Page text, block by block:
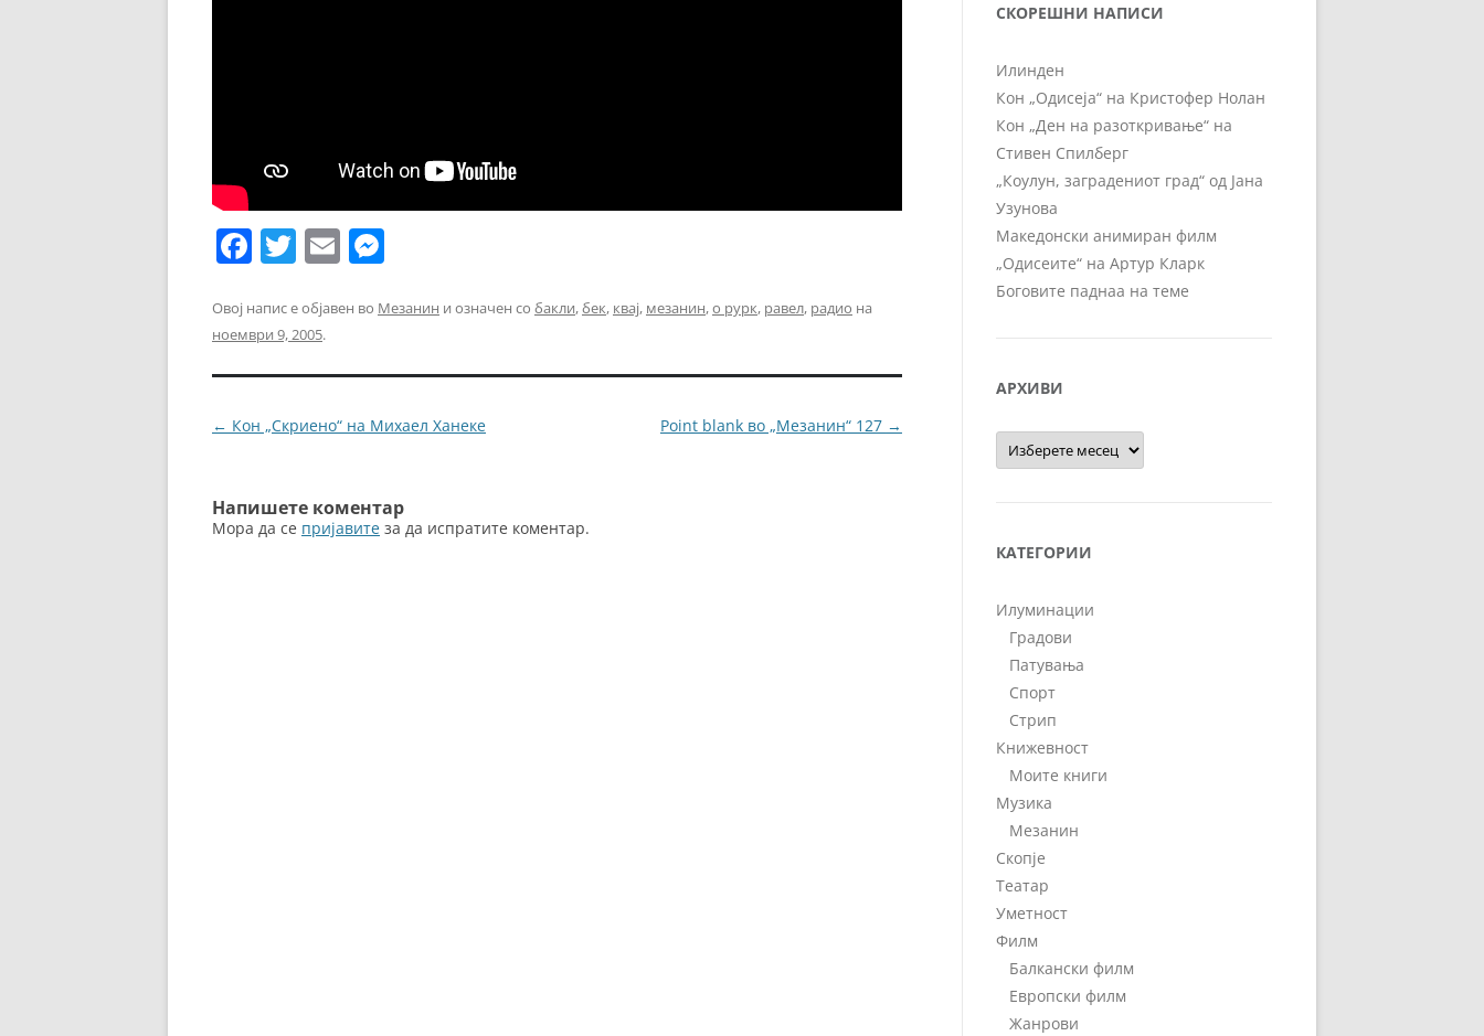
F
c
e
b
o
k
T
itt
er
E
ai ss
n
g
Овој напис е објавен во Мезанин и означен со бакли,бек, квај, мезанин,о рурк, равел, радио на
ноември 9, 2005.
Навигација
← Кон „Скриено“ на Михаел Ханеке Point blank во „Мезанин“ 127 →
Напишете коментар
Мора да се пријавите за да испратите коментар.
СКОРЕШНИ НАПИСИ
Илинден
Кон „Одисеја“ на Кристофер Нолан
Кон „Ден на разоткривање“ на
Стивен Спилберг
„Коулун, заградениот град“ од Јана
Узунова
Македонски анимиран филм
„Одисеите“ на Артур Кларк
Боговите паднаа на теме
АРХИВИ
Архиви
КАТЕГОРИИ
Илуминации
Градови
Патувања
Спорт
Стрип
Книжевност
Моите книги
Музика
Мезанин
Скопје
Театар
Уметност
Филм
Балкански филм
Европски филм
Жанрови